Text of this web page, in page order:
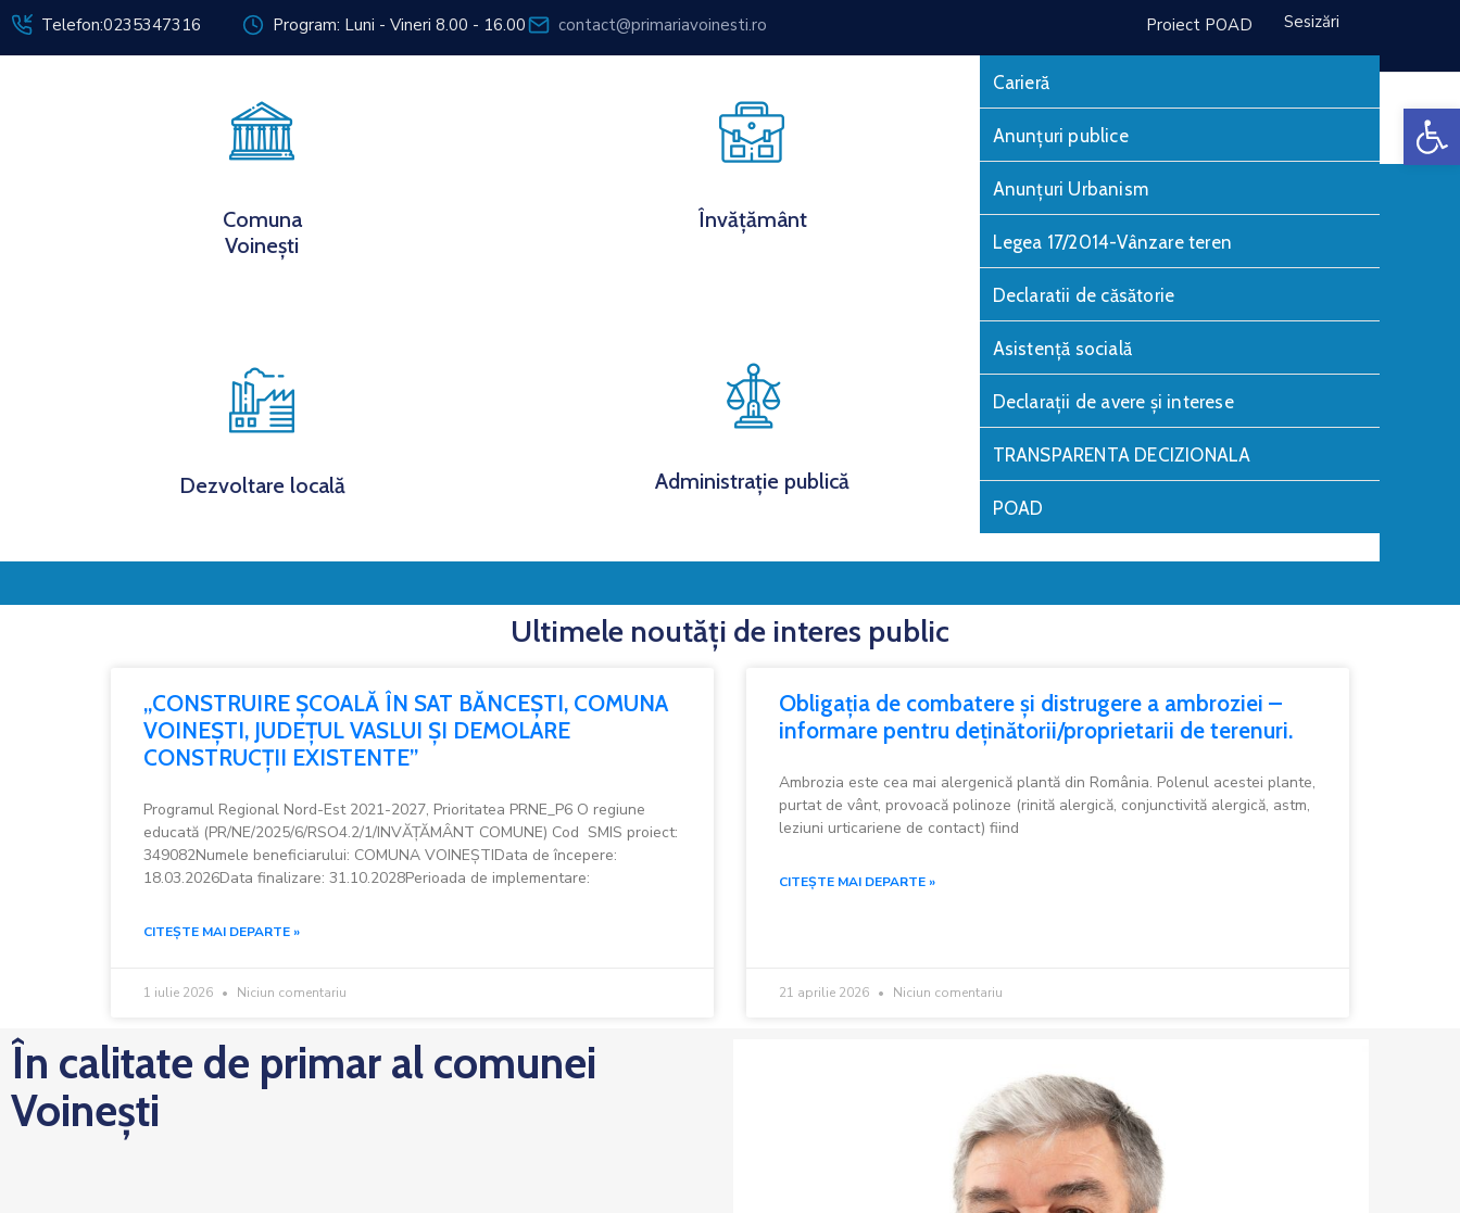
Telefon:0235347316 Program: Luni - Vineri 8.00 - 16.00 contact@primariavoinesti.ro Proiect POAD Sesizări
Anunțuri publice Monitorul Oficial Local
Comuna
Voinești
Dezvoltare locală
Învățământ
Administrație publică
Carieră
Anunțuri publice
Anunțuri Urbanism
Legea 17/2014-Vânzare teren
Declaratii de căsătorie
Asistență socială
Declarații de avere și interese
TRANSPARENTA DECIZIONALA
POAD
Ultimele noutăți de interes public
„CONSTRUIRE ȘCOALĂ ÎN SAT BĂNCEȘTI, COMUNA
VOINEȘTI, JUDEȚUL VASLUI ȘI DEMOLARE
CONSTRUCȚII EXISTENTE”
Programul Regional Nord-Est 2021-2027, Prioritatea PRNE_P6 O regiune
educată (PR/NE/2025/6/RSO4.2/1/INVĂȚĂMÂNT COMUNE) Cod SMIS proiect:
349082Numele beneficiarului: COMUNA VOINEȘTIData de începere:
18.03.2026Data finalizare: 31.10.2028Perioada de implementare:
CITEȘTE MAI DEPARTE »
1 iulie 2026 Niciun comentariu
Obligația de combatere și distrugere a ambroziei –
informare pentru deținătorii/proprietarii de terenuri.
Ambrozia este cea mai alergenică plantă din România. Polenul acestei plante,
purtat de vânt, provoacă polinoze (rinită alergică, conjunctivită alergică, astm,
leziuni urticariene de contact) fiind
CITEȘTE MAI DEPARTE »
21 aprilie 2026 Niciun comentariu
În calitate de primar al comunei
Voinești